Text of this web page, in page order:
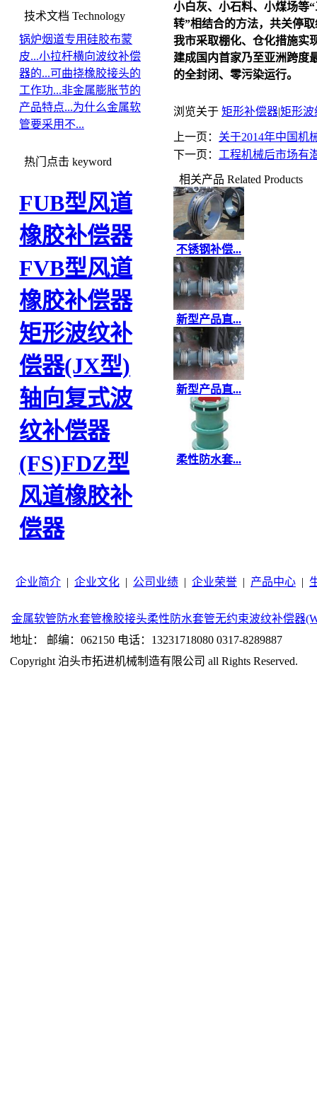
技术文档 Technology
锅炉烟道专用硅胶布蒙
皮...小拉杆横向波纹补偿
器的...可曲挠橡胶接头的
工作功...非金属膨胀节的
产品特点...为什么金属软
管要采用不...
热门点击 keyword
FUB型风道
橡胶补偿器
FVB型风道
橡胶补偿器
矩形波纹补
偿器(JX型)
轴向复式波
纹补偿器
(FS)FDZ型
风道橡胶补
偿器
小白灰、小石料、小煤场等
转”相结合的方法，共关停
我市采取棚化、仓化措施实
建成国内首家乃至亚洲跨度
的全封闭、零污染运行。
浏览关于 矩形补偿器|矩形波
上一页： 关于2014年中国机
下一页： 工程机械后市场有
相关产品 Related Products
不锈钢补偿...
新型产品直...
新型产品直...
柔性防水套...
企业简介 | 企业文化 | 公司业绩 | 企业荣誉 | 产品中心 |
金属软管 防水套管橡胶接头柔性防水套管无约束波纹补偿器
地址： 邮编：062150 电话：13231718080 0317-8289887
Copyright 泊头市拓进机械制造有限公司 all Rights Reserved.